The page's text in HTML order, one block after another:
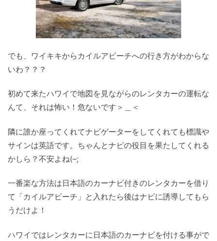
でも、ワイキキからカイルアビーチへの行き方がわからな
いわ？？？
初めて来たハワイで地図を見ながらのレンタカーの運転な
んて、それは怖い！危ないです＞＿＜
隣に誰か座ってくれてナビゲーターをしてくれても標識や
サインは英語です。ちゃんとナビの役目を果たしてくれる
かしら？不安よね(–;
一番楽な方法は日本語のカーナビ付きのレンタカーを借り
て「カイルアビーチ」と入れたら後はナビに誘導してもら
うだけよ！
ハワイではレンタカーに日本語のカーナビを付ける事がで